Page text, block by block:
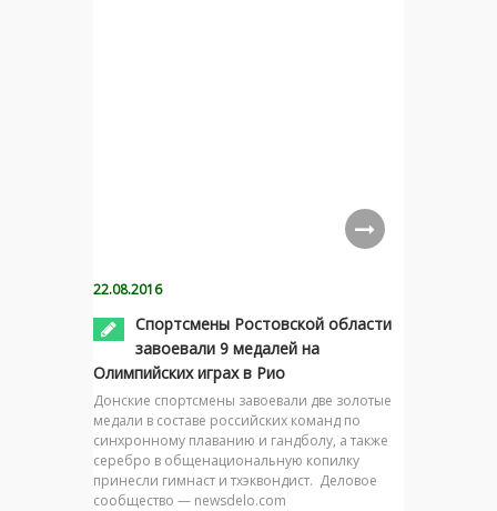
22.08.2016
Спортсмены Ростовской области
завоевали 9 медалей на
Олимпийских играх в Рио
Донские спортсмены завоевали две золотые
медали в составе российских команд по
синхронному плаванию и гандболу, а также
серебро в общенациональную копилку
принесли гимнаст и тхэквондист. Деловое
сообщество — newsdelo.com